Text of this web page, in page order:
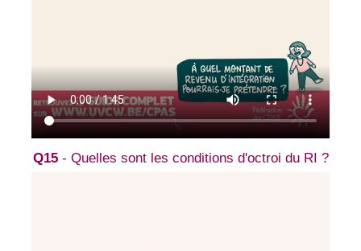
Q15- Quelles sont les conditions d'octroi du RI ?